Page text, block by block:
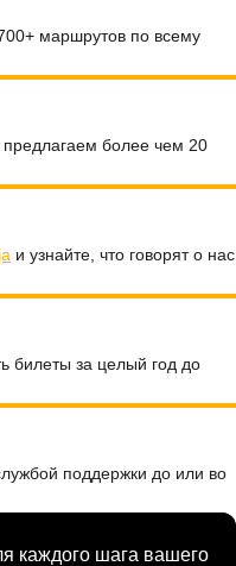
маршрутов по всему
более чем 20
и узнайте, что говорят о нас
билеты за целый год до
поддержки до или во
каждого шага вашего